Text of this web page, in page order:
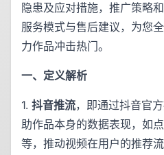
隐患及应对措施，推广策略
服务模式与售后建议，为您
力作品冲击热门。
一、定义解析
1.抖音推流，即通过抖音官
助作品本身的数据表现，如
等，推动视频在用户的推荐